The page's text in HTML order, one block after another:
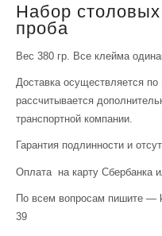
Набор
проба
Вес 380 гр. Все клейма
Доставка осуществляется
рассчитывается
транспортной компании.
Гарантия подлинности и
Оплата на карту Сбербанка
По всем вопросам пишите —
39